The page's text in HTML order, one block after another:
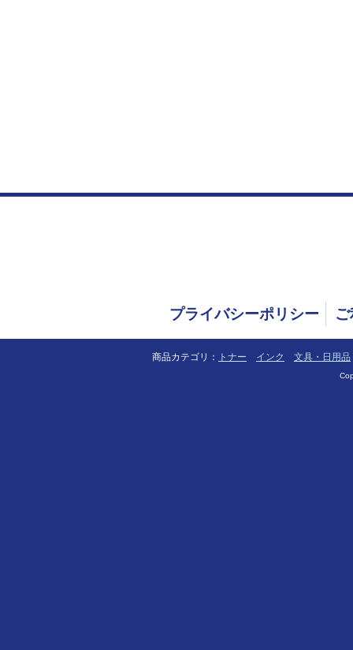
プライバシーポリシー
商品カテゴリ： トナー インク 文具・日用品